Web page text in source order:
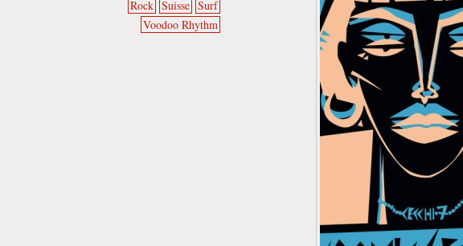
Rock Suisse Surf
Voodoo Rhythm